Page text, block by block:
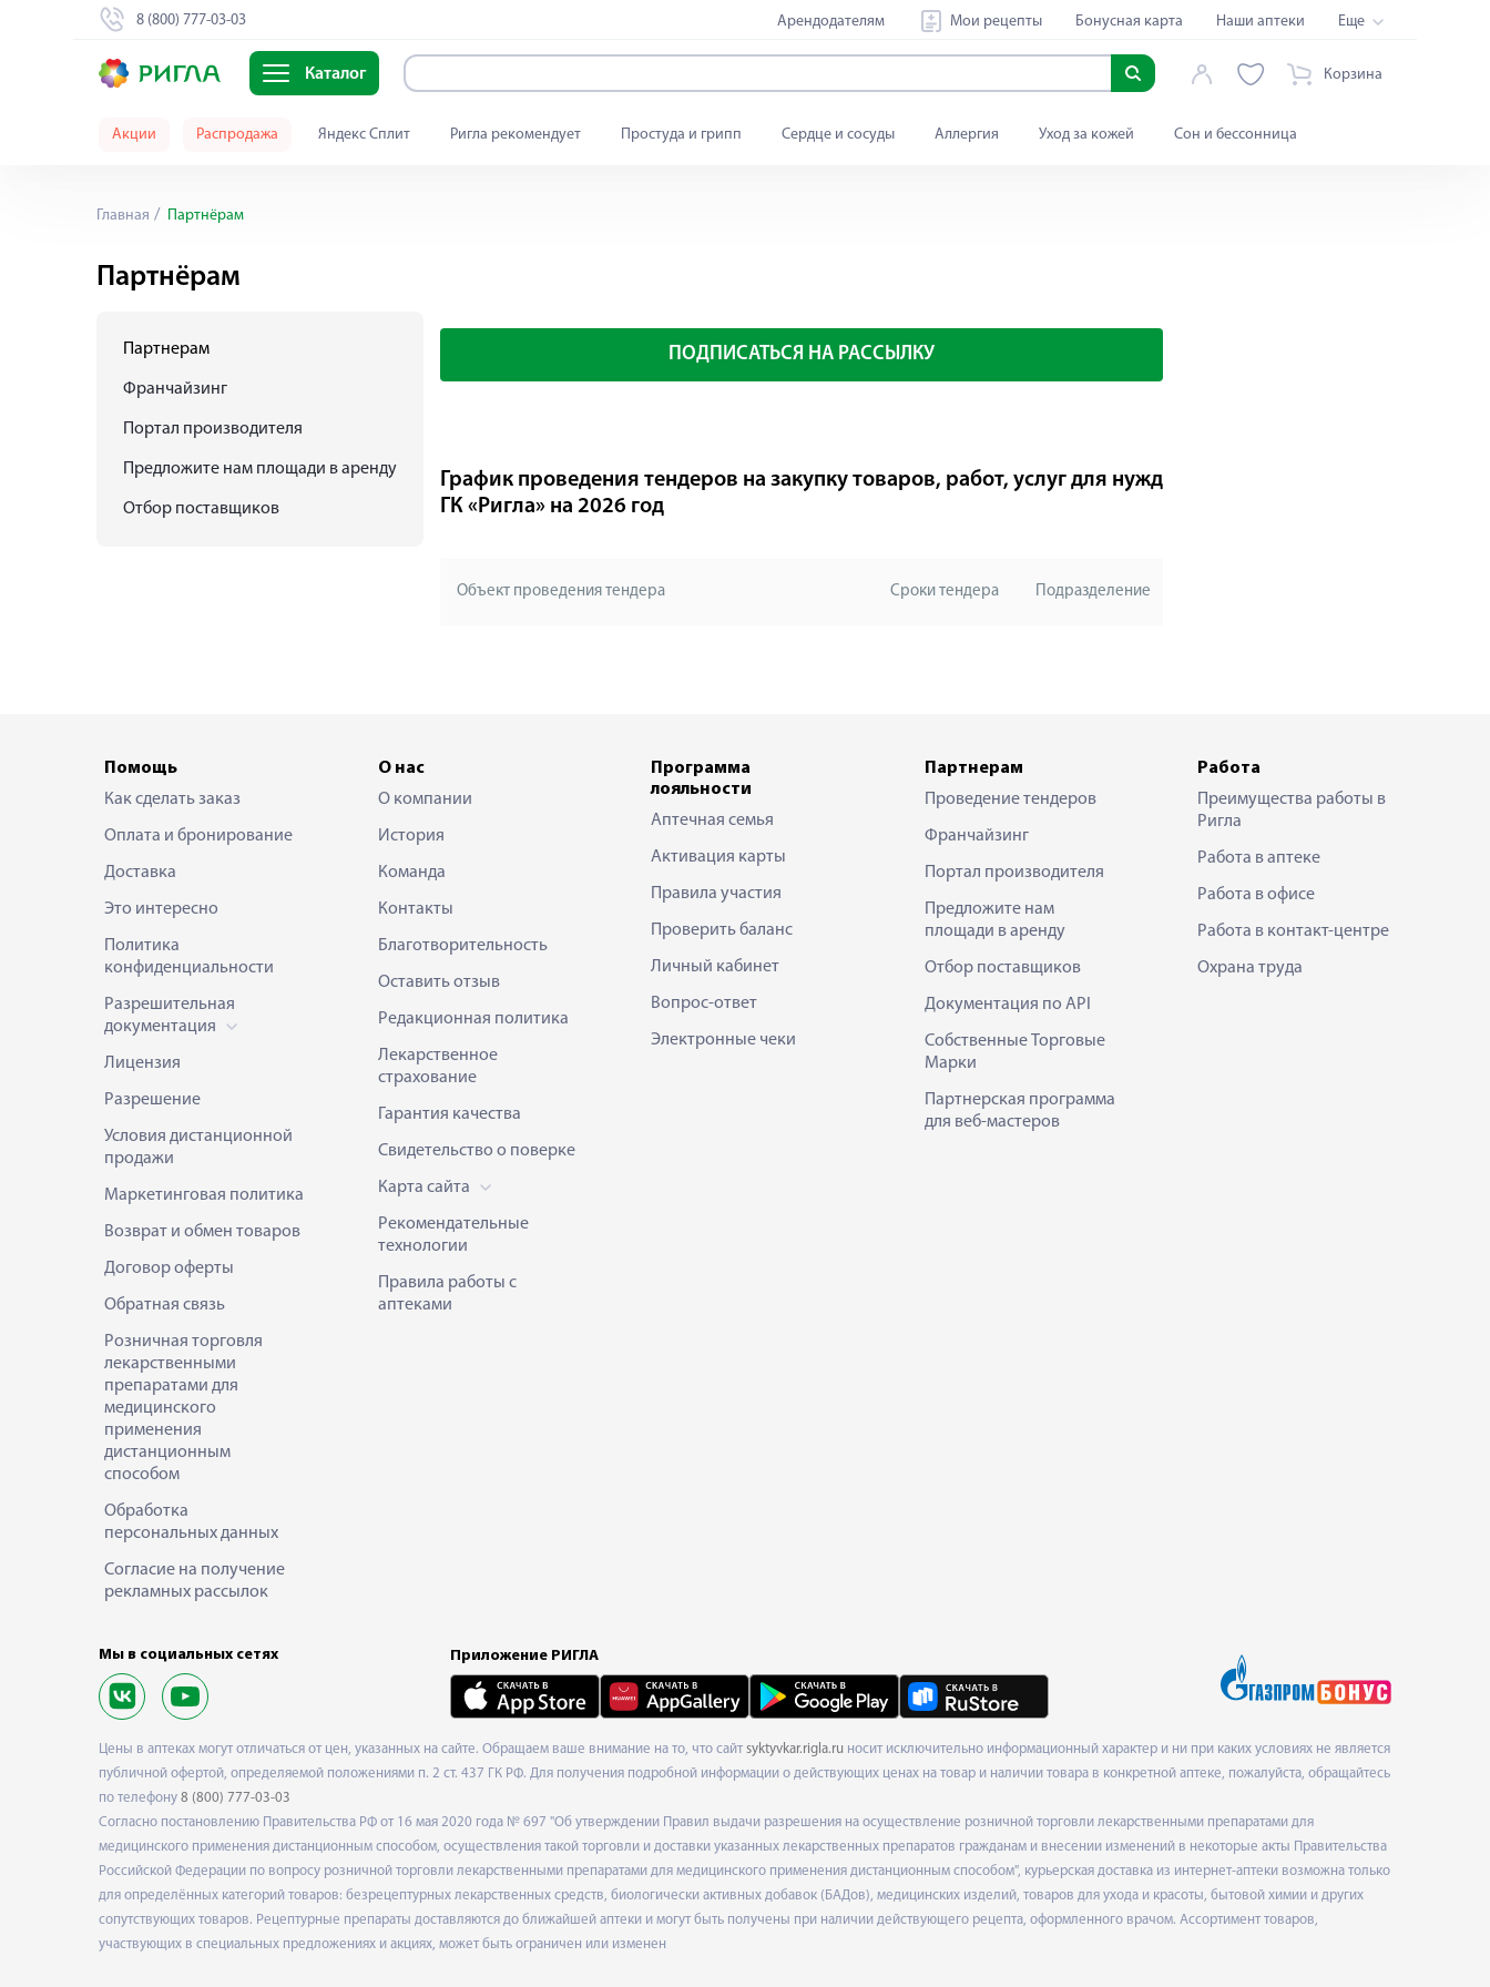
8 (800) 777-03-03 Арендодателям Мои рецепты Бонусная карта Наши аптеки Еще
Каталог Корзина
Акции Распродажа Яндекс Сплит Ригла рекомендует Простуда и грипп Сердце и сосуды Аллергия Уход за кожей Сон и бессонница
Главная Партнёрам
Партнёрам
Партнерам
Франчайзинг
Портал производителя
Предложите нам площади в аренду
Отбор поставщиков
ПОДПИСАТЬСЯ НА РАССЫЛКУ
График проведения тендеров на закупку товаров, работ, услуг для нужд
ГК «Ригла» на 2026 год
Объект проведения тендера Подразделение
Сроки тендера
Помощь
Как сделать заказ
Оплата и бронирование
Доставка
Это интересно
Политика
конфиденциальности
Разрешительная
документация
Лицензия
Разрешение
Условия дистанционной
продажи
Маркетинговая политика
Возврат и обмен товаров
Договор оферты
Обратная связь
Розничная торговля
лекарственными
препаратами для
медицинского
применения
дистанционным
способом
Обработка
персональных данных
Согласие на получение
рекламных рассылок
О нас
О компании
История
Команда
Контакты
Благотворительность
Оставить отзыв
Редакционная политика
Лекарственное
страхование
Гарантия качества
Свидетельство о поверке
Карта сайта
Рекомендательные
технологии
Правила работы с
аптеками
Программа
лояльности
Аптечная семья
Активация карты
Правила участия
Проверить баланс
Личный кабинет
Вопрос-ответ
Электронные чеки
Партнерам
Проведение тендеров
Франчайзинг
Портал производителя
Предложите нам
площади в аренду
Отбор поставщиков
Документация по API
Собственные Торговые
Марки
Партнерская программа
для веб-мастеров
Работа
Преимущества работы в
Ригла
Работа в аптеке
Работа в офисе
Работа в контакт-центре
Охрана труда
Мы в социальных сетях Приложение РИГЛА
Цены в аптеках могут отличаться от цен, указанных на сайте. Обращаем ваше внимание на то, что сайт syktyvkar.rigla.ru носит исключительно информационный характер и ни при каких условиях не является
публичной офертой, определяемой положениями п. 2 ст. 437 ГК РФ. Для получения подробной информации о действующих ценах на товар и наличии товара в конкретной аптеке, пожалуйста, обращайтесь
по телефону 8 (800) 777-03-03
Согласно постановлению Правительства РФ от 16 мая 2020 года № 697 "Об утверждении Правил выдачи разрешения на осуществление розничной торговли лекарственными препаратами для
медицинского применения дистанционным способом, осуществления такой торговли и доставки указанных лекарственных препаратов гражданам и внесении изменений в некоторые акты Правительства
Российской Федерации по вопросу розничной торговли лекарственными препаратами для медицинского применения дистанционным способом", курьерская доставка из интернет-аптеки возможна только
для определённых категорий товаров: безрецептурных лекарственных средств, биологически активных добавок (БАДов), медицинских изделий, товаров для ухода и красоты, бытовой химии и других
сопутствующих товаров. Рецептурные препараты доставляются до ближайшей аптеки и могут быть получены при наличии действующего рецепта, оформленного врачом. Ассортимент товаров,
участвующих в специальных предложениях и акциях, может быть ограничен или изменен